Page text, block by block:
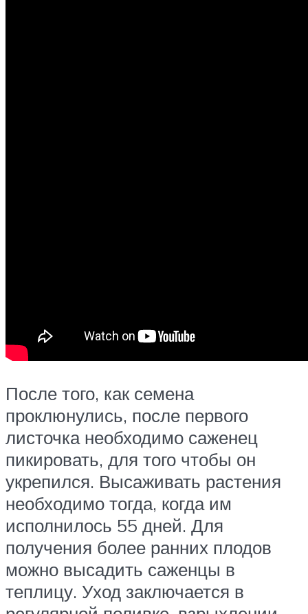
После того, как семена
проклюнулись, после первого
листочка необходимо саженец
пикировать, для того чтобы он
укрепился. Высаживать растения
необходимо тогда, когда им
исполнилось 55 дней. Для
получения более ранних плодов
можно высадить саженцы в
теплицу. Уход заключается в